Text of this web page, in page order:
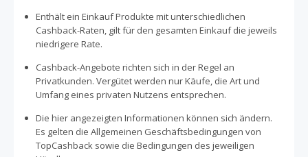
Enthält ein Einkauf Produkte mit unterschiedlichen
Cashback-Raten, gilt für den gesamten Einkauf die jeweils
niedrigere Rate.
Cashback-Angebote richten sich in der Regel an
Privatkunden. Vergütet werden nur Käufe, die Art und
Umfang eines privaten Nutzens entsprechen.
Die hier angezeigten Informationen können sich ändern.
Es gelten die Allgemeinen Geschäftsbedingungen von
TopCashback sowie die Bedingungen des jeweiligen